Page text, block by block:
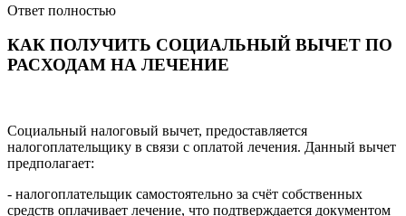
Ответ полностью
КАК ПОЛУЧИТЬ СОЦИАЛЬНЫЙ ВЫЧЕТ ПО
РАСХОДАМ НА ЛЕЧЕНИЕ
Социальный налоговый вычет, предоставляется
налогоплательщику в связи с оплатой лечения. Данный вычет
предполагает:
- налогоплательщик самостоятельно за счёт собственных
средств оплачивает лечение, что подтверждается документом